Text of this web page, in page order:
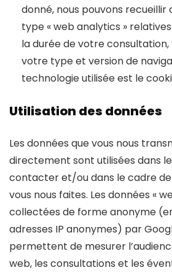
donné, nous pouvons
type « web analytics »
la durée de votre consultation,
votre type et version de
technologie utilisée est le
Utilisation des données
Les données que vous nous
directement sont utilisées dans
contacter et/ou dans le cadre
vous nous faites. Les données «
collectées de forme anonyme
adresses IP anonymes) par
permettent de mesurer
web, les consultations et les